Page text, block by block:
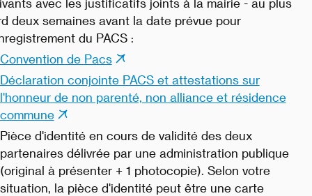
avec les justificatifs joints à la mairie - au plus
deux semaines avant la date prévue pour
du PACS :
Convention de Pacs
Déclaration conjointe PACS et attestations sur
l'honneur de non parenté, non alliance et résidence
commune
Pièce d'identité en cours de validité des deux
partenaires délivrée par une administration publique
(original à présenter + 1 photocopie). Selon votre
situation, la pièce d'identité peut être une carte